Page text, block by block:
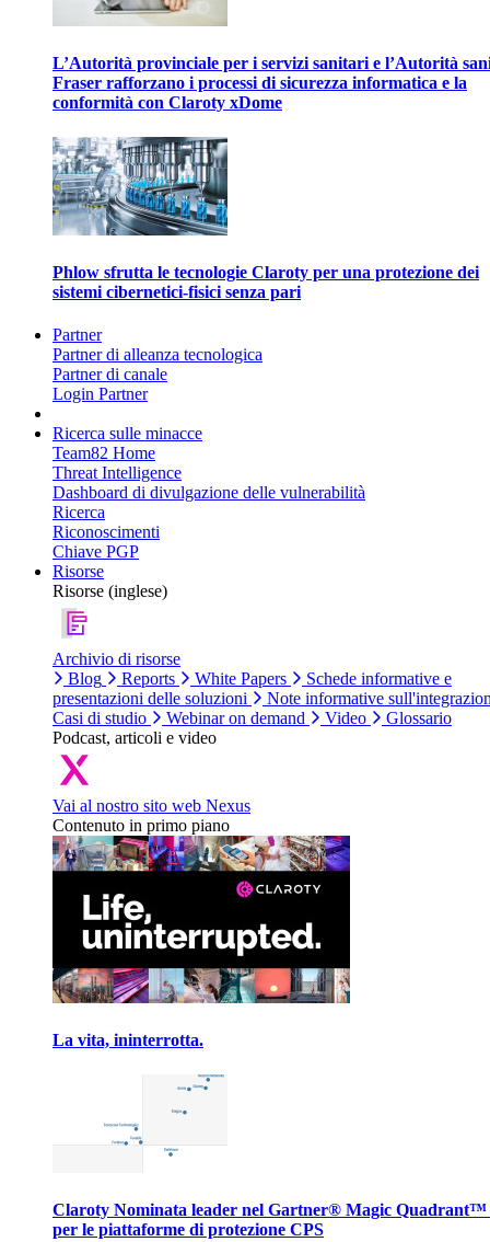
L’Autorità provinciale per i servizi sanitari e l’Autorità
Fraser rafforzano i processi di sicurezza informatica e la
conformità con Claroty xDome
Phlow sfrutta le tecnologie Claroty per una protezione dei
sistemi cibernetici-fisici senza pari
Partner
Partner di alleanza tecnologica
Partner di canale
Login Partner
Ricerca sulle minacce
Team82 Home
Threat Intelligence
Dashboard di divulgazione delle vulnerabilità
Ricerca
Riconoscimenti
Chiave PGP
Risorse
Risorse (inglese)
Archivio di risorse
Blog
Reports White Papers
Schede informative e
presentazioni delle soluzioni
Note informative
Casi di studio
Webinar on demand Video
Glossario
Podcast, articoli e video
Vai al nostro sito web Nexus
Contenuto in primo piano
La vita, ininterrotta.
Claroty Nominata leader nel Gartner® Magic Quadrant™
per le piattaforme di protezione CPS